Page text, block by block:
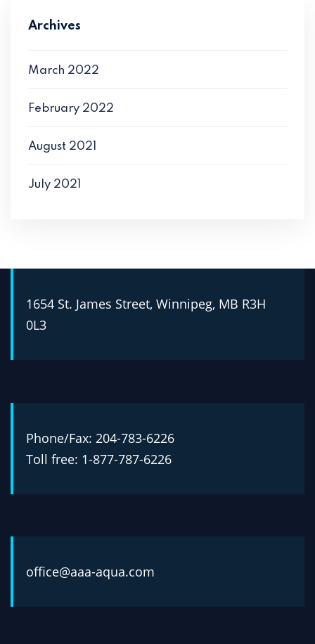
Archives
March 2022
February 2022
August 2021
July 2021
1654 St. James Street, Winnipeg, MB R3H
0L3
Phone/Fax: 204-783-6226
Toll free: 1-877-787-6226
office@aaa-aqua.com